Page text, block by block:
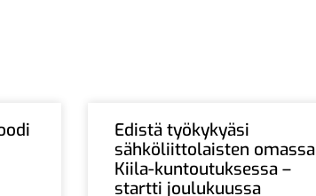
Edistä työkykyäsi
sähköliittolaisten omassa
Kiila-kuntoutuksessa –
startti joulukuussa